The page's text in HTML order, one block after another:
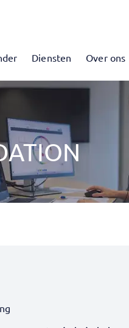
Diensten Over ons